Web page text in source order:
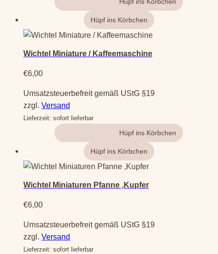
Wichtel Miniature / Kaffeemaschine
€6,00
Umsatzsteuerbefreit gemäß UStG §19
zzgl. Versand
Lieferzeit: sofort lieferbar
Wichtel Miniaturen Pfanne ,Kupfer
€6,00
Umsatzsteuerbefreit gemäß UStG §19
zzgl. Versand
Lieferzeit: sofort lieferbar